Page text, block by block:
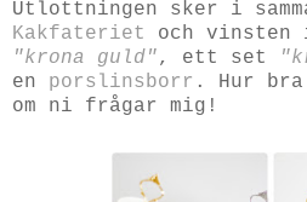
Utlottningen sker i
Kakfateriet
och
"krona guld" , ett set
en porslinsborr . Hur
om ni frågar mig!